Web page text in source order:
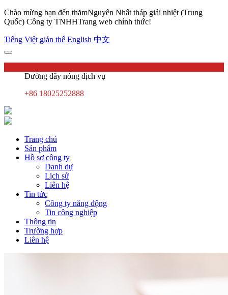
Chào mừng bạn đến thămNguyên Nhất tháp giải nhiệt (Trung
Quốc) Công ty TNHHTrang web chính thức!
Tiếng Việt giản thể English 中文
Đường dây nóng dịch vụ
+86 18025252888
Trang chủ
Sản phẩm
Hồ sơ công ty
Danh dự
Lịch sử
Liên hệ
Tin tức
Công ty năng động
Tin công nghiệp
Thông tin
Trường hợp
Liên hệ